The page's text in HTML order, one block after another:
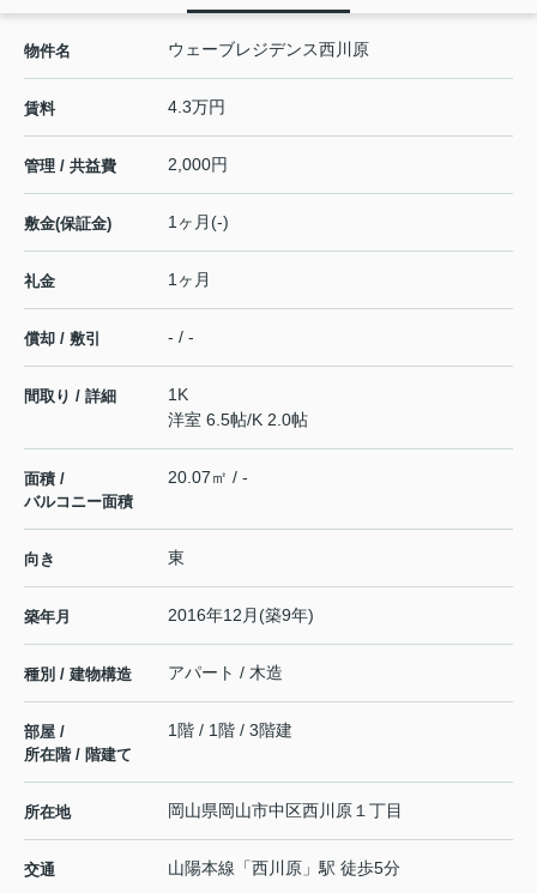
物件名 ウェーブレジデンス西川原
賃料 4.3万円
管理 / 共益費 2,000円
敷金(保証金) 1ヶ月(-)
礼金 1ヶ月
償却 / 敷引 - / -
間取り / 詳細
1K
洋室 6.5帖/K 2.0帖
面積 /
バルコニー面積
20.07㎡ / -
向き 東
築年月 2016年12月(築9年)
種別 / 建物構造 アパート / 木造
部屋 /
所在階 / 階建て
1階 / 1階 / 3階建
所在地 岡山県岡山市中区西川原 １丁目
交通 山陽本線 「西川原 」駅 徒歩5分